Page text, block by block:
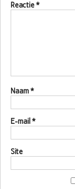
Reactie*
Naam*
E-mail *
Site